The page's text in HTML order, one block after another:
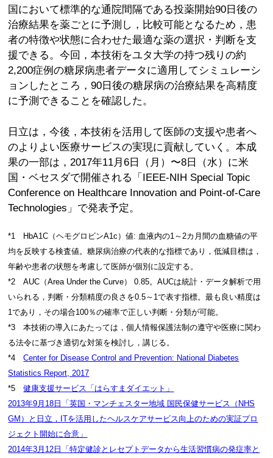
国において標準的な通院間隔である投薬開始90日後の
治療結果を薬ごとに予測し，比較可能となるため，患
者の特徴や状態に合わせた最適な薬の選択・判断を支
援できる。今回，本技術をユタ大学の持つ残りの約
2,200症例の糖尿病患者データに適用してシミュレーシ
ョンしたところ，90日後の糖尿病の治療結果を高精度
に予測できることを確認した。
日立は，今後，本技術を活用して医師の支援や患者へ
のよりよい医療サービスの実現に貢献していく。本成
果の一部は，2017年11月6日（月）〜8日（水）に米
国・ベセスダで開催される「IEEE-NIH Special Topic
Conference on Healthcare Innovation and Point-of-Care
Technologies」で発表予定。
*1 HbA1C（ヘモグロビンA1c）値: 血液内の1～2カ月間の血糖値の平
均を反映する検査値。糖尿病治療の代表的な指標であり，低減目標は，
年齢や患者の状態を考慮して医師が個別に設定する。
*2 AUC（Area Under the Curve） 0.85。AUCは統計・データ解析で用
いられる，判断・分類精度の良さを0.5～1で表す指標。最も良い精度は
1であり，その場合100％の確率で正しい判断・分類が可能。
*3 本技術の導入にあたっては，個人情報保護法制の遵守や医療に関わ
る法令に基づき適切な対策を検討し，講じる。
*4Center for Disease Control and Prevention: National Diabetes
Statistics Report, 2017
*5健康支援サービス「はらすまダイエット」
2013年9月18日「英国・マンチェスター地域 国民保健サービス（NHS
GM）と日立，ITを活用したヘルスケアサービス向上のための実証プロ
ジェクト開始に合意」
2014年3月12日「特定健診とレセプトデータから生活習慣病の発症率と